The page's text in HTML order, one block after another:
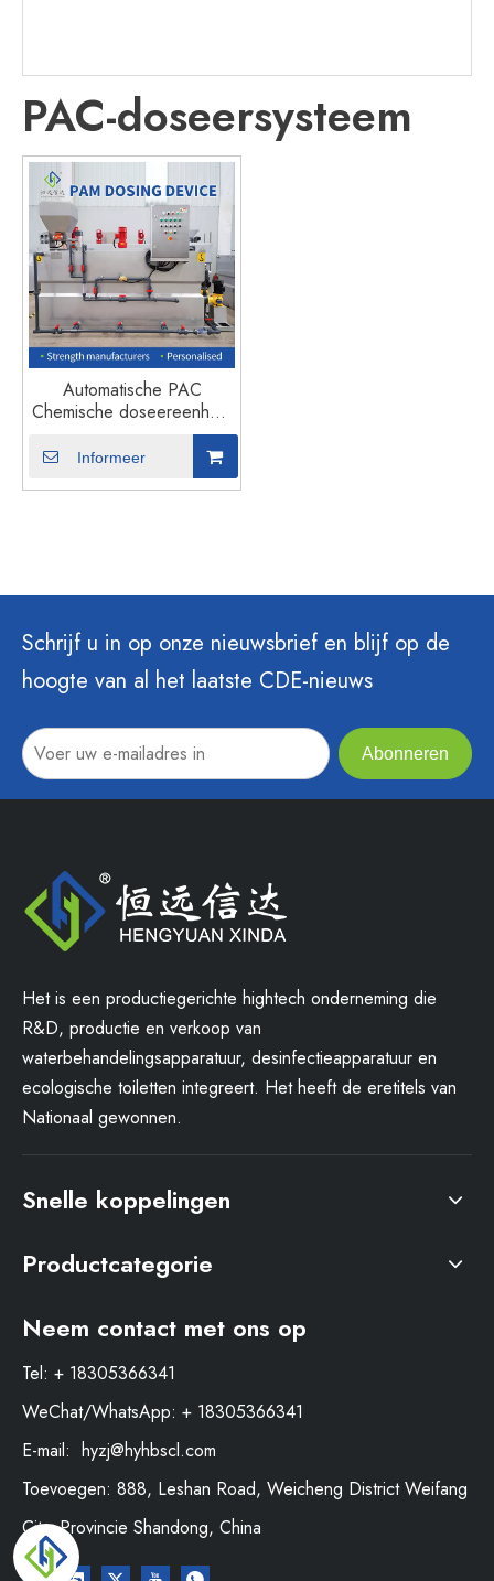
PAC-doseersysteem
Automatische PAC
Chemische doseereenheid
Polyaluminiumchloride-
oplossende
doseerapparatuur voor
Informeer
Schrijf u in op onze nieuwsbrief en blijf op de
hoogte van al het laatste CDE-nieuws
Abonneren
Het is een productiegerichte hightech onderneming die
R&D, productie en verkoop van
waterbehandelingsapparatuur, desinfectieapparatuur en
ecologische toiletten integreert. Het heeft de eretitels van
Nationaal gewonnen.
Snelle koppelingen
Productcategorie
Neem contact met ons op
Tel: + 18305366341
WeChat/WhatsApp: + 18305366341
E-mail: hyzj@hyhbscl.com
Toevoegen: 888, Leshan Road, Weicheng District Weifang
City. Provincie Shandong, China